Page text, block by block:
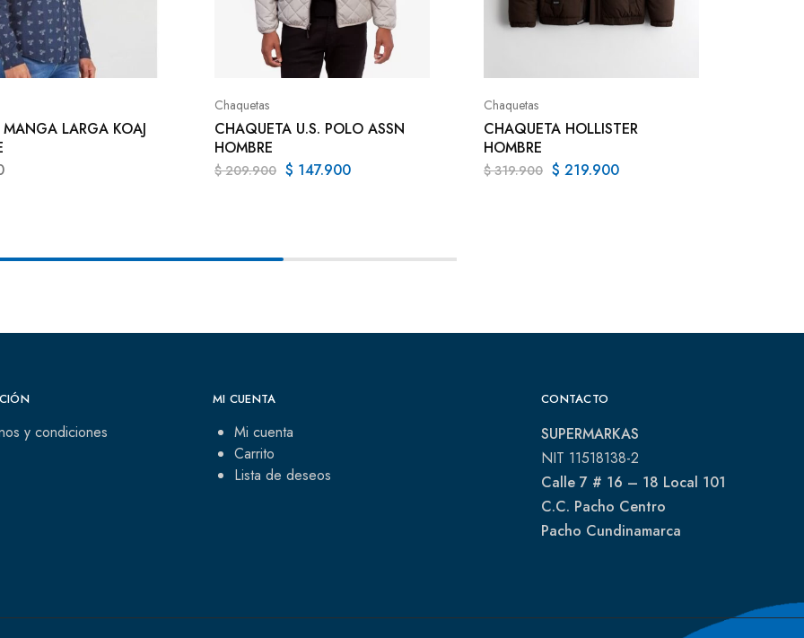
LARGA KOAJ
Chaquetas
CHAQUETA U.S. POLO ASSN
HOMBRE
$209.900 $ 147.900
Chaquetas
CHAQUETA HOLLISTER
HOMBRE
$319.900 $ 219.900
y condiciones
MI CUENTA
Mi cuenta
Carrito
Lista de deseos
CONTACTO
SUPERMARKAS
NIT 11518138-2
Calle 7 # 16 – 18 Local 101
C.C. Pacho Centro
Pacho Cundinamarca